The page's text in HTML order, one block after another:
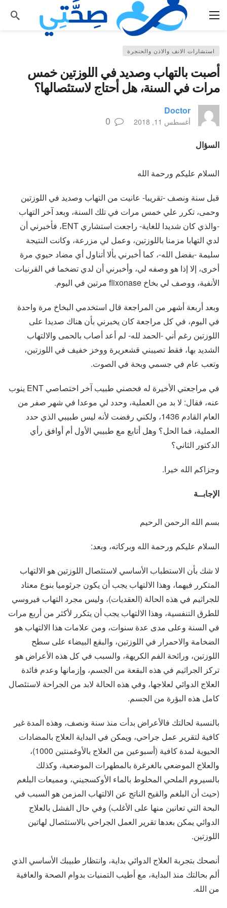
استشارات الانف والاذن والحنجرة
أصبت بالتهاب وصديد في اللوزتين خمس
مرات في السنة، هل أحتاج لاستئصالها؟
Doctor
أغسطس 11, 2018 0
السؤال
السلام عليكم ورحمة الله
قبل سنة ونصف -تقريبا- عانيت من التهاب وصديد في اللوزتين
وحمى، تكرر علي خمس مرات في تلك السنة، وبعد آخر التهاب
-والذي كان شديدا للغاية- راجعت استشاري ENT، فأخبرني أن
لدي التهابا مزمنا باللوزتين، وعمل لي مزرعة، وكانت النتيجة
سليمة -بفضل الله-، كما أخبرني بألا أتناول أي مضاد حيوي مرة
أخرى، إلا إذا هو وصفه لي، وأخبرني أن لدي تضخما في القرنيات
الأنفية، ووصف لي بخاخ flixonase مرتين في اليوم.
وبعد أربعة أشهر من المراجعة قال استخدمي البخاخ مرة واحدة
في اليوم، في كل مراجعة كان يخبرني بأن هناك صديدا على
اللوزتين رغم أني -الحمد لله- لم أعد أصاب بالحمى والالتهاب
الشديد بها، فقط تصيبني قشعريرة ووخز خفيف في اللوزتين،
وتعب عام في جسمي وبحة في الصوت.
في مراجعتي الأخيرة له فحصني طبيب آخر اختصاصي ENT ينوب
عنه، فقال: لا بد من العملية، وحدد لي موعدا في شهر صفر من
العام القادم 1436، ولكني رفضت لأنه ليس طبيبي الذي حدد
العملية، فما الحل؟ وهل أتابع مع طبيبي الأول أم أوافق رأي
الدكتور الثاني؟
وجزاكم الله خيرا.
الإجابــة
بسم الله الرحمن الرحيم
السلام عليكم ورحمة الله وبركاته، وبعد:
لا شك بأن الاستطباب الأساسي لاستئصال اللوزتين هو الالتهاب
المتكرر فيهما، وهذا الالتهاب يجب أن يكون جرثوميا بنوع معتاد
للجراثيم في هذه الحالة (العقديات)، وليس مجرد التهاب فيروسي
للطرق التنفسية، وهذا الالتهاب يجب أن يتكرر لأكثر من أربع مرات
في السنة وعلى مدى عدة سنوات، ومن علامات هذا الالتهاب هو
الضخامة والاحمرار في اللوزتين، والبقع البيضاء على سطح
اللوزتين، ورائحة الفم الكريهة، والسبب في كل هذه الأعراض هو
تركز الجراثيم في هذه البقعة من الجسم، وإزمانها وعدم فائدة
العلاج الدوائي لعلاجها، وفي هذه الحالة لابد من الجراحة لاستئصال
كامل هذه البؤرة من الجسم.
بالنسبة لحالتك فالأعراض بدأت منذ سنة ونصف، وهذه المدة غير
كافية لتقرير عمل جراحي، ويمكن في البداية العلاج بالمضادات
الحيوية لمدة كافية (أسبوعين من العلاج بالأوغمنتين 1000)،
والعلاج الموضعي بالغرغرة بالمطهرات الموضعية، وكذلك
بالسيروم الملحي المخلوط بالماء الأوكسجيني، ومميعات البلغم
(حيث أن البلغم والقيح الناتج عن الالتهاب المزمن هو السبب في
البحة التي تعانين منها على الأغلب) وفي حال الفشل بالعلاج
الدوائي يمكن بعدها تقرير العمل الجراحي بالاستئصال لهاتين
اللوزتين.
أنصحك بتجربة العلاج الدوائي بداية، وانتظار طبيبك الأساسي الذي
ألم بحالتك منذ البداية، مع أطيب التمنيات بدوام الصحة والعافية
من الله.